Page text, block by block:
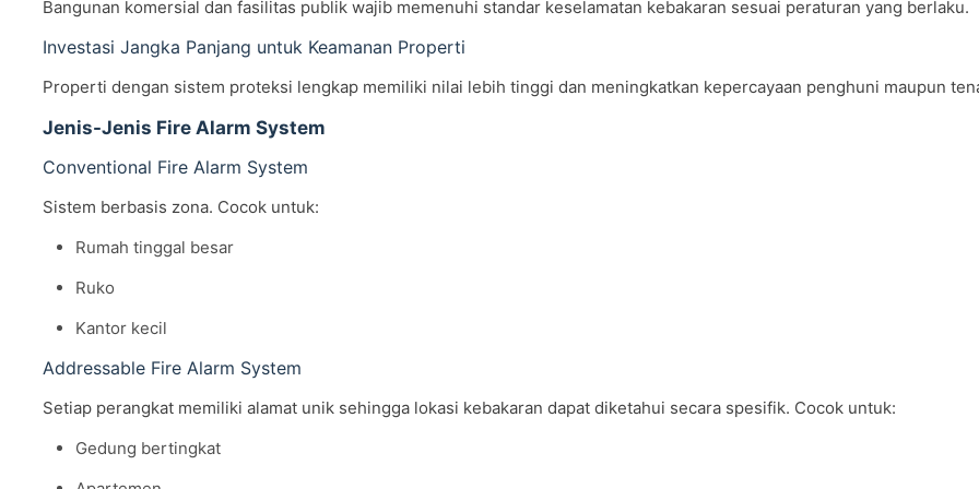
Bangunan komersial dan fasilitas publik wajib memenuhi standar keselamatan kebakaran sesuai peraturan yang berlaku.
Investasi Jangka Panjang untuk Keamanan Properti
Properti dengan sistem proteksi lengkap memiliki nilai lebih tinggi dan meningkatkan kepercayaan penghuni maupun
Jenis-Jenis Fire Alarm System
Conventional Fire Alarm System
Sistem berbasis zona. Cocok untuk:
Rumah tinggal besar
Ruko
Kantor kecil
Addressable Fire Alarm System
Setiap perangkat memiliki alamat unik sehingga lokasi kebakaran dapat diketahui secara spesifik. Cocok untuk:
Gedung bertingkat